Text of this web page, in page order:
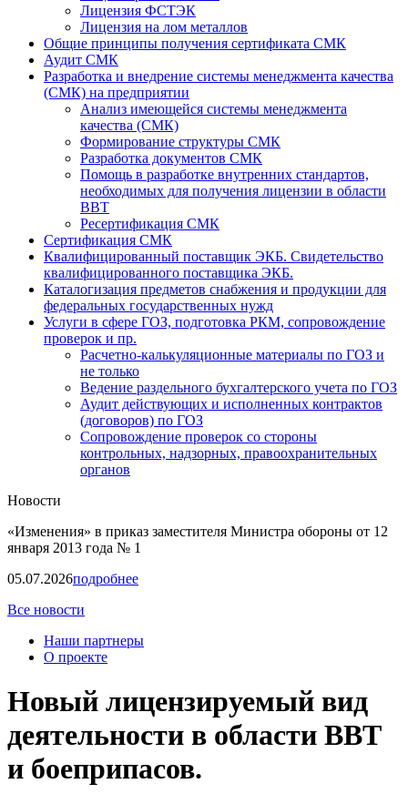
Лицензия ФСТЭК
Лицензия на лом металлов
Общие принципы получения сертификата СМК
Аудит СМК
Разработка и внедрение системы менеджмента качества
(СМК) на предприятии
Анализ имеющейся системы менеджмента
качества (СМК)
Формирование структуры СМК
Разработка документов СМК
Помощь в разработке внутренних стандартов,
необходимых для получения лицензии в области
ВВТ
Ресертификация СМК
Сертификация СМК
Квалифицированный поставщик ЭКБ. Свидетельство
квалифицированного поставщика ЭКБ.
Каталогизация предметов снабжения и продукции для
федеральных государственных нужд
Услуги в сфере ГОЗ, подготовка РКМ, сопровождение
проверок и пр.
Расчетно-калькуляционные материалы по ГОЗ и
не только
Ведение раздельного бухгалтерского учета по ГОЗ
Аудит действующих и исполненных контрактов
(договоров) по ГОЗ
Cопровождение проверок со стороны
контрольных, надзорных, правоохранительных
органов
Новости
«Изменения» в приказ заместителя Министра обороны от 12
января 2013 года № 1
05.07.2026подробнее
Все новости
Наши партнеры
О проекте
Новый лицензируемый вид
деятельности в области ВВТ
и боеприпасов.